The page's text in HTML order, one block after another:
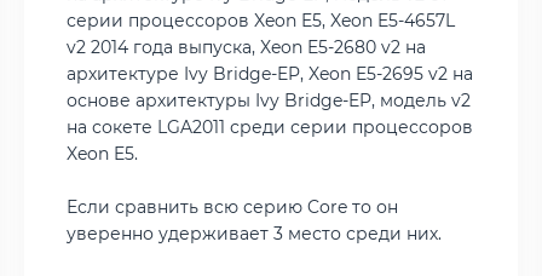
серии процессоров Xeon E5, Xeon E5-4657L
v2 2014 года выпуска, Xeon E5-2680 v2 на
архитектуре Ivy Bridge-EP, Xeon E5-2695 v2 на
основе архитектуры Ivy Bridge-EP, модель v2
на сокете LGA2011 среди серии процессоров
Xeon E5.
Если сравнить всю серию Core то он
уверенно удерживает 3 место среди них.